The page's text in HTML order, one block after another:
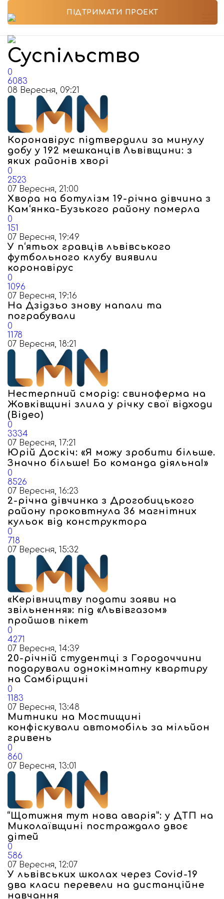
ПІДТРИМАТИ ПРОЕКТ
Суспільство
0
6083
08 Вересня, 09:21
Коронавірус підтвердили за минулу
добу у 192 мешканців Львівщини: з
яких районів хворі
0
2523
07 Вересня, 21:00
Хвора на ботулізм 19-річна дівчина з
Кам‘янка-Бузького району померла
0
151
07 Вересня, 19:49
У п‘ятьох гравців львівського
футбольного клубу виявили
коронавірус
0
1096
07 Вересня, 19:16
На Дзідзьо знову напали та
пограбували
0
1178
07 Вересня, 18:21
Нестерпний сморід: свиноферма на
Жовківщині злила у річку свої відходи
(Відео)
0
3334
07 Вересня, 17:21
Юрій Доскіч: «Я можу зробити більше.
Значно більше! Бо команда діяльна!»
0
8526
07 Вересня, 16:23
2-річна дівчинка з Дрогобицького
району проковтнула 36 магнітних
кульок від конструктора
0
718
07 Вересня, 15:32
«Керівництву подати заяви на
звільнення»: під «Львівгазом»
пройшов пікет
0
4271
07 Вересня, 14:39
20-річній студентці з Городоччини
подарували однокімнатну квартиру
на Самбірщині
0
1183
07 Вересня, 13:48
Митники на Мостищині
конфіскували автомобіль за мільйон
гривень
0
860
07 Вересня, 13:01
“Щотижня тут нова аварія”: у ДТП на
Миколаївщині постраждало двоє
дітей
0
586
07 Вересня, 12:07
У львівських школах через Covid-19
два класи перевели на дистанційне
навчання